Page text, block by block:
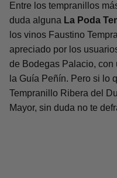
Entre los tempranillos
duda alguna La Poda
los vinos Faustino
apreciado por los
de Bodegas Palacio, con
la Guía Peñín. Pero si lo
Tempranillo Ribera del
Mayor, sin duda no te